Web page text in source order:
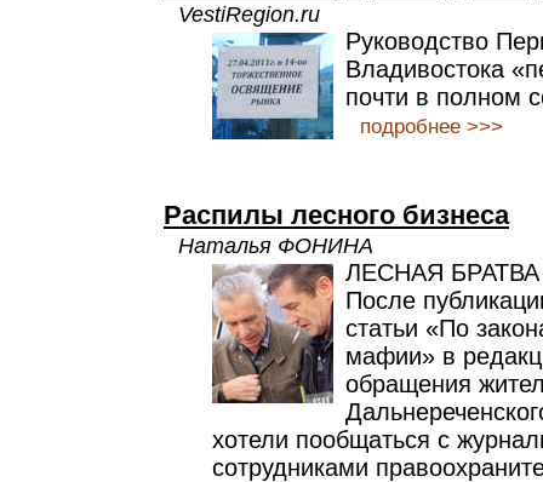
VestiRegion.ru
Руководство
Владивостока
почти в полном
подробнее >>>
Распилы лесного бизнеса
Наталья ФОНИНА
ЛЕСНАЯ
После
статьи «По
мафии» в
обращения
хотели пообщаться с
сотрудниками